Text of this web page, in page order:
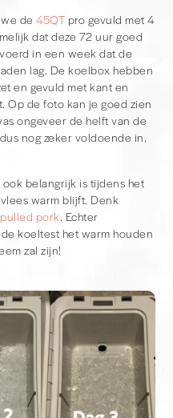
we de45QT pro gevuld met 4
dat deze 72 uur goed
in een week dat de
lag. De koelbox hebben
en gevuld met kant en
Op de foto kan je goed zien
ongeveer de helft van de
nog zeker voldoende in.
belangrijk is tijdens het
warm blijft. Denk
pulled pork. Echter
koeltest het warm houden
zal zijn!